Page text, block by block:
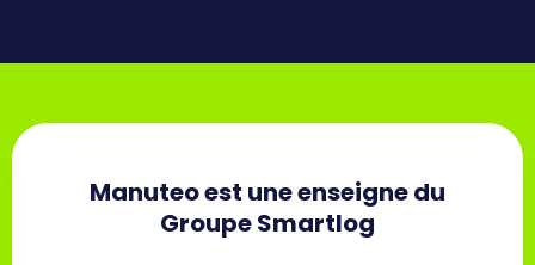
Manuteo est une enseigne du
Groupe Smartlog